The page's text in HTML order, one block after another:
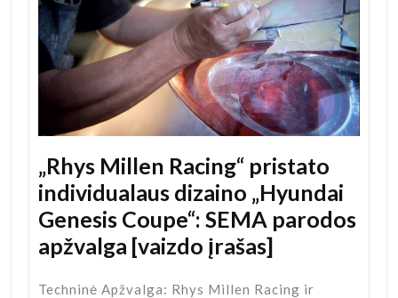
„Rhys Millen Racing“ pristato
individualaus dizaino „Hyundai
Genesis Coupe“: SEMA parodos
apžvalga [vaizdo įrašas]
Techninė Apžvalga: Rhys Millen Racing ir